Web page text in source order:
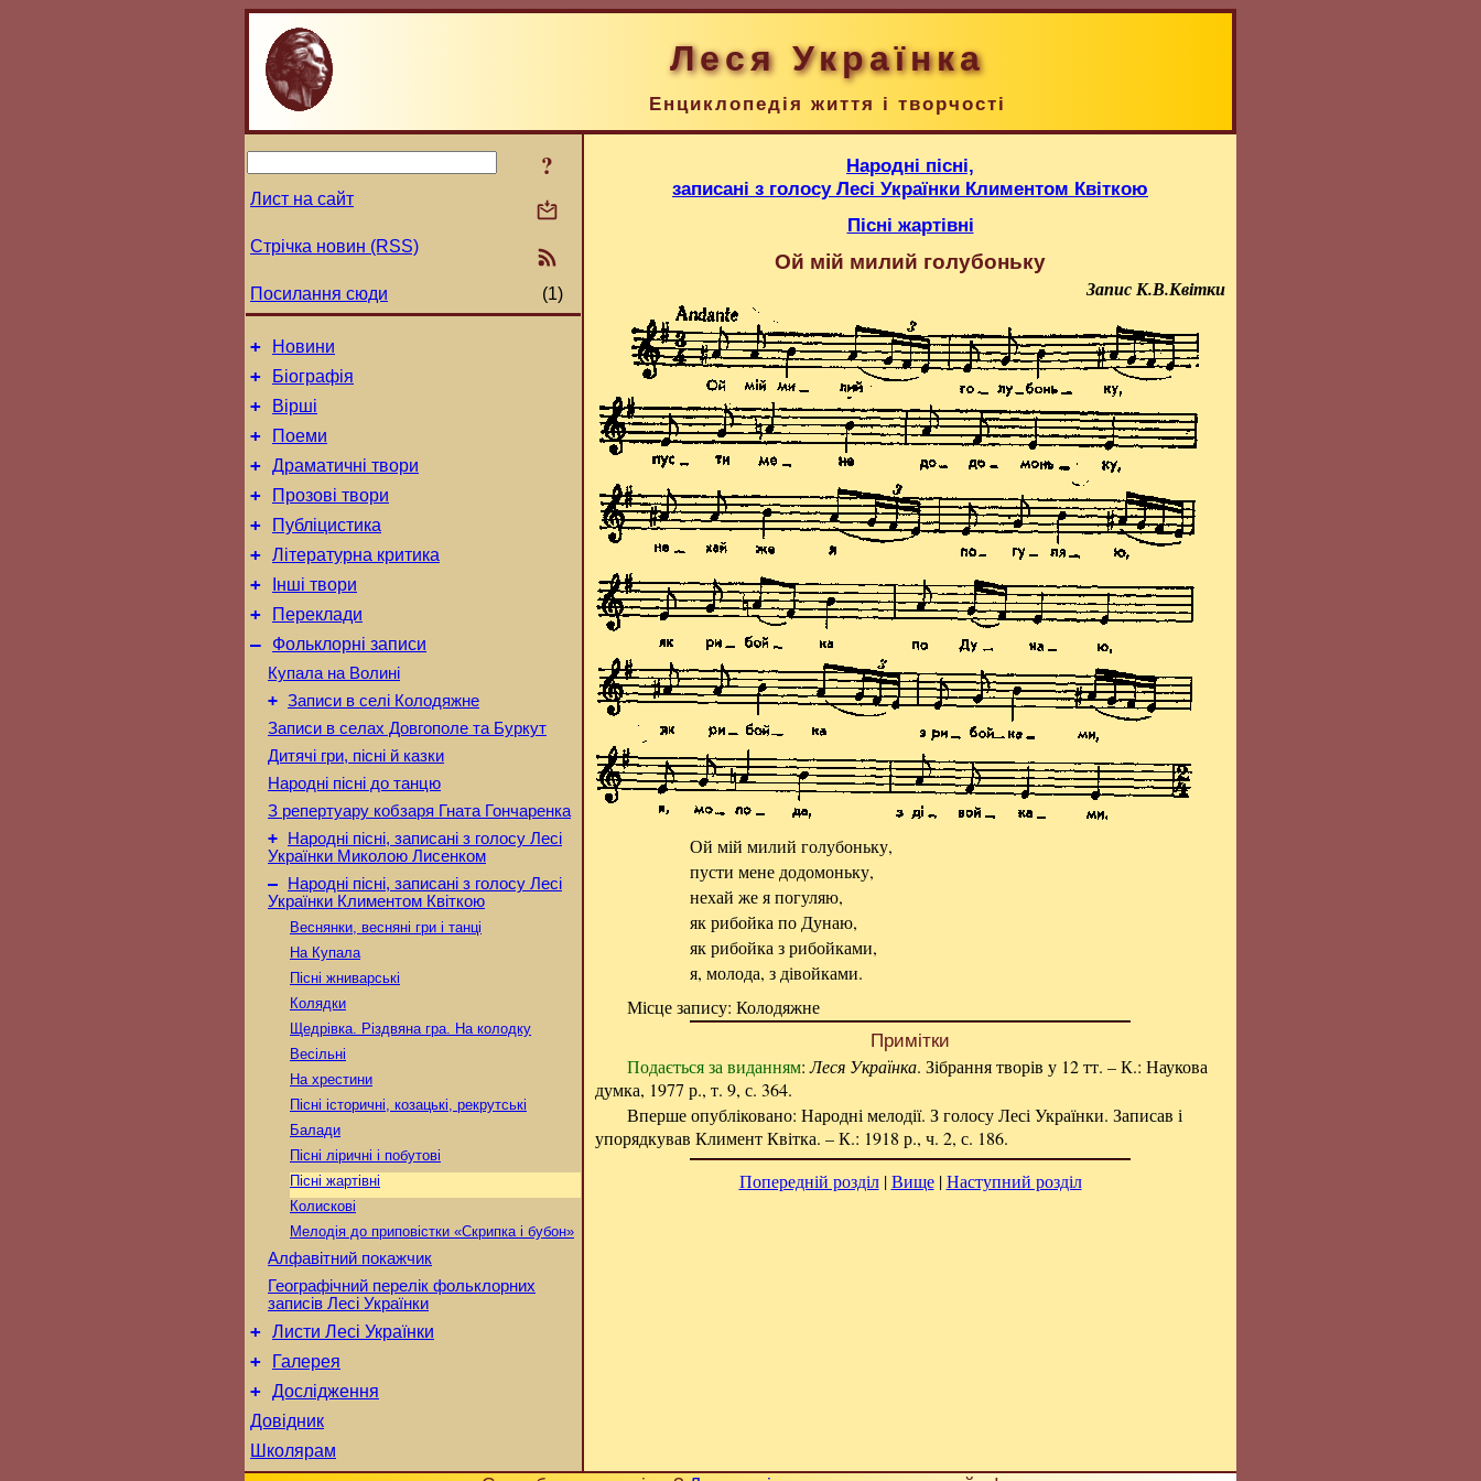
Леся Українка
Енциклопедія життя і творчості
?
Лист на сайт
Стрічка новин (RSS)
Посилання сюди (1)
+ Новини
+ Біографія
+ Вірші
+ Поеми
+ Драматичні твори
+ Прозові твори
+ Публіцистика
+ Літературна критика
+ Інші твори
+ Переклади
– Фольклорні записи
Купала на Волині
+ Записи в селі Колодяжне
Записи в селах Довгополе та Буркут
Дитячі гри, пісні й казки
Народні пісні до танцю
З репертуару кобзаря Гната Гончаренка
+
Народні пісні, записані з голосу Лесі
Українки Миколою Лисенком
–
Народні пісні, записані з голосу Лесі
Українки Климентом Квіткою
Веснянки, весняні гри і танці
На Купала
Пісні жниварські
Колядки
Щедрівка. Різдвяна гра. На колодку
Весільні
На хрестини
Пісні історичні, козацькі, рекрутські
Балади
Пісні ліричні і побутові
Пісні жартівні
Колискові
Мелодія до приповістки «Скрипка і бубон»
Алфавітний покажчик
Географічний перелік фольклорних
записів Лесі Українки
+ Листи Лесі Українки
+ Галерея
+ Дослідження
Довідник
Школярам
Народні пісні,
записані з голосу Лесі Українки Климентом Квіткою
Пісні жартівні
Ой мій милий голубоньку
Запис К.В.Квітки
Ой мій милий голубоньку,
пусти мене додомоньку,
нехай же я погуляю,
як рибойка по Дунаю,
як рибойка з рибойками,
я, молода, з дівойками.
Місце запису: Колодяжне
Примітки
Подається за виданням:Леся Українка. Зібрання творів у 12 тт. – К.: Наукова
думка, 1977 р., т. 9, с. 364.
Вперше опубліковано: Народні мелодії. З голосу Лесі Українки. Записав і
упорядкував Климент Квітка. – К.: 1918 р., ч. 2, с. 186.
Попередній розділ|Вище|Наступний розділ